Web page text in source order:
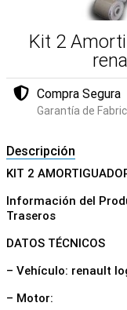
Kit 2
Compra Segura
Garantía de
Descripción
KIT 2
Información del
Traseros
DATOS TÉCNICOS
– Vehículo: renault
– Motor: